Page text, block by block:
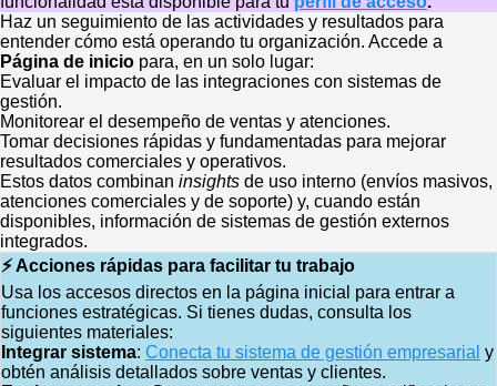
Haz un seguimiento de las actividades y resultados para
entender cómo está operando tu organización. Accede a
Página de inicio para, en un solo lugar:
Evaluar el impacto de las integraciones con sistemas de
gestión.
Monitorear el desempeño de ventas y atenciones.
Tomar decisiones rápidas y fundamentadas para mejorar
resultados comerciales y operativos.
Estos datos combinan insights de uso interno (envíos masivos,
atenciones comerciales y de soporte) y, cuando están
disponibles, información de sistemas de gestión externos
integrados.
⚡ Acciones rápidas para facilitar tu trabajo
Usa los accesos directos en la página inicial para entrar a
funciones estratégicas. Si tienes dudas, consulta los
siguientes materiales:
Integrar sistema: Conecta tu sistema de gestión empresarial y
obtén análisis detallados sobre ventas y clientes.